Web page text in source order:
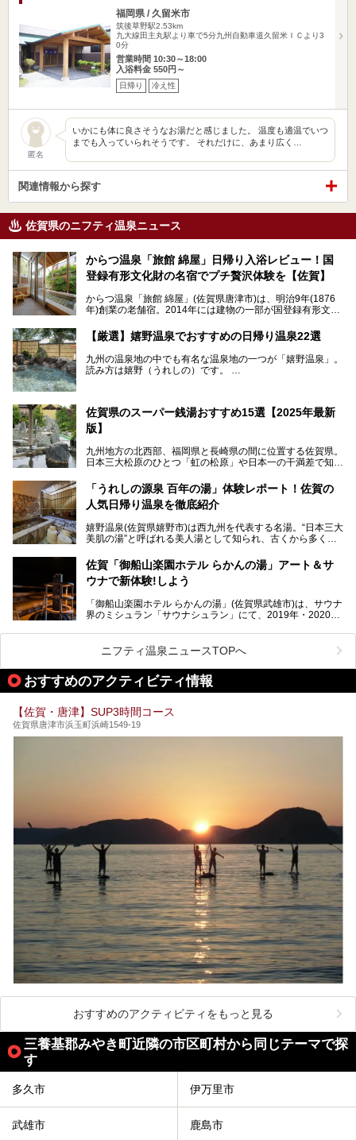
福岡県 / 久留米市
筑後草野駅2.53km
九大線田主丸駅より車で5分九州自動車道久留米ＩＣより3
0分
営業時間 10:30～18:00
入浴料金 550円～
日帰り 冷え性
匿名
いかにも体に良さそうなお湯だと感じました。 温度も適温でいつ
までも入っていられそうです。 それだけに、あまり広く…
関連情報から探す
佐賀県のニフティ温泉ニュース
からつ温泉「旅館 綿屋」日帰り入浴レビュー！国
登録有形文化財の名宿でプチ贅沢体験を【佐賀】
からつ温泉「旅館 綿屋」(佐賀県唐津市)は、明治9年(1876
年)創業の老舗宿。2014年には建物の一部が国登録有形文化
しかし良質の自家源泉を所有し、日帰り入浴が可能な点はあ
まり知られていません。近寄りがたいほどの敷居の高いイメ
ージとは反して、実は温かみある接客が特徴の名宿です。
文化財のラグジュアリー名宿で、お得にプチ贅沢体験を。今
【厳選】嬉野温泉でおすすめの日帰り温泉22選
九州の温泉地の中でも有名な温泉地の一つが「嬉野温泉」。
読み方は嬉野（うれしの）です。
り、「美肌祈願」ができる豊玉姫神社があったりと見どころ
満載。
温泉も日帰り温泉施設から老舗の旅館までバラエティに富ん
でいて、老若男女、家族からカップルまで満喫できます。
時間がゆっくりと流れ、観光も楽しめる嬉野温泉、その中で
も人気の日帰り温泉を紹介します！
泉質はもちろん、施設も充実している所が多く、いくつも回
りたい場所ばかりですよ。
佐賀県のスーパー銭湯おすすめ15選【2025年最新
版】
九州地方の北西部、福岡県と長崎県の間に位置する佐賀県。
日本三大松原のひとつ「虹の松原」や日本一の干満差で知ら
魅力です。有田焼や伊万里焼、唐津焼などのやきものが盛ん
なことでも知られています。
佐賀県にはまた、嬉野温泉や武雄温泉を筆頭に数多くの温泉
と言われるほど。今回は、そんな佐賀県で特におすすめのス
ーパー銭湯をピックアップしました。
「うれしの源泉 百年の湯」体験レポート！佐賀の
人気日帰り温泉を徹底紹介
嬉野温泉(佐賀県嬉野市)は西九州を代表する名湯。“日本三大
美肌の湯”と呼ばれる美人湯として知られ、古くから多くの
中でも「うれしの源泉 百年の湯」は、嬉野温泉では数少な
い日帰り入浴専門施設のひとつ。多くの常連客や観光客に親
しまれています。
今回は、地元九州在住のニフティ温泉ライターである筆者が
「うれしの源泉 百年の湯」を現地体験。定番の大浴場をは
提供元：うれしの源泉 百年の湯【PR】
この記事はうれしの源泉 百年の湯のPRレポート記事です。
佐賀「御船山楽園ホテル らかんの湯」アート＆サ
ウナで新体験!しよう
「御船山楽園ホテル らかんの湯」(佐賀県武雄市)は、サウナ
界のミシュラン「サウナシュラン」にて、2019年・2020
一のサウナと言っても過言ではありません。
今回は、その大注目のサウナと温泉入浴施設を、男女別浴室
ごとに現地取材してきました！ さらには、御船山楽園で同
時開催中のチームラボ作品展も併せてご紹介。アート＆サウ
ナというかつてどこにも無かった組み合わせで、新体験!し
ニフティ温泉ニュースTOPへ
おすすめのアクティビティ情報
【佐賀・唐津】SUP3時間コース
佐賀県唐津市浜玉町浜崎1549-19
おすすめのアクティビティをもっと見る
三養基郡みやき町近隣の市区町村から同じテーマで探
す
多久市 伊万里市
武雄市 鹿島市